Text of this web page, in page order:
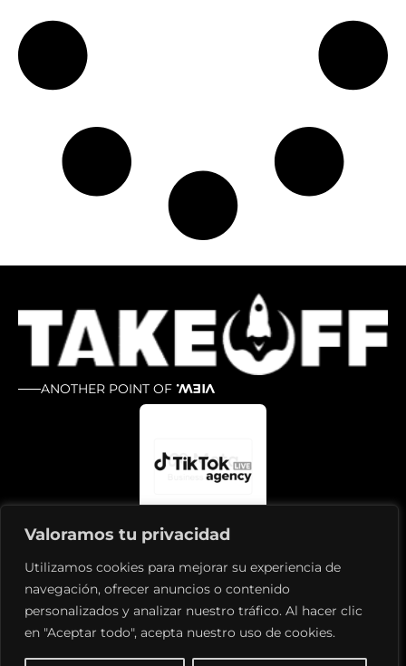
Valoramos tu privacidad
Utilizamos cookies para mejorar su experiencia de
navegación, ofrecer anuncios o contenido
personalizados y analizar nuestro tráfico. Al hacer clic
en "Aceptar todo", acepta nuestro uso de cookies.
ANOTHER POINT OF VIEW.
Política de privacidad